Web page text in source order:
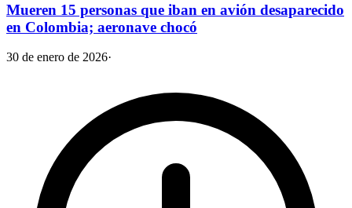
Mueren 15 personas que iban en avión desaparecido
en Colombia; aeronave chocó
30 de enero de 2026·